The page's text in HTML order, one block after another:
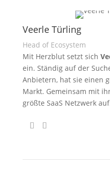
Veerle Türling
Head of Ecosystem
Mit Herzblut setzt sich
ein. Ständig auf der
Anbietern, hat sie einen
Markt. Gemeinsam mit
größte SaaS Netzwerk